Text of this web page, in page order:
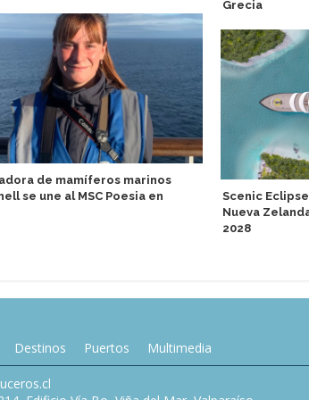
de mamíferos marinos
se une al MSC Poesia en
Grecia
Scenic
Nueva
2028
Destinos Puertos Multimedia